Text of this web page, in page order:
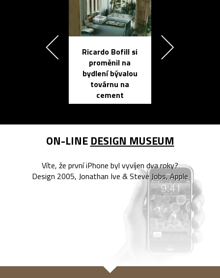
Ricardo Bofill si
proměnil na
bydlení bývalou
továrnu na
cement
ON-LINE DESIGN MUSEUM
Víte, že první iPhone byl vyvíjen dva roky?
Design 2005, Jonathan Ive & Steve Jobs, Apple